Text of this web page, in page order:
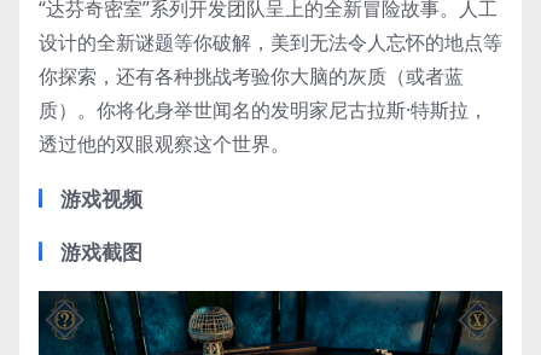
“达芬奇密室”系列开发团队呈上的全新冒险故事。人工
设计的全新谜题等你破解，美到无法令人忘怀的地点等
你探索，还有各种挑战考验你大脑的灰质（或者蓝
质）。你将化身举世闻名的发明家尼古拉斯·特斯拉，
透过他的双眼观察这个世界。
游戏视频
游戏截图